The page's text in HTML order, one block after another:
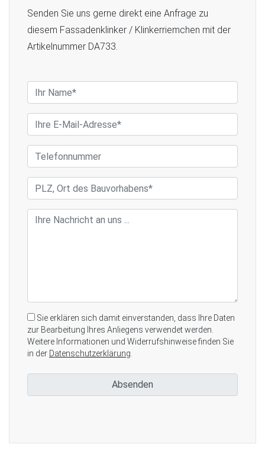
Senden Sie uns gerne direkt eine Anfrage zu
diesem Fassadenklinker / Klinkerriemchen mit der
Artikelnummer DA733.
Sie erklären sich damit einverstanden, dass Ihre Daten
zur Bearbeitung Ihres Anliegens verwendet werden.
Weitere Informationen und Widerrufshinweise finden Sie
in der Datenschutzerklärung